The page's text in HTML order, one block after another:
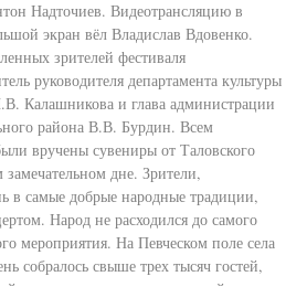
Надточиев. Видеотрансляцию в
экран вёл Владислав Вдовенко.
зрителей фестиваля
руководителя департамента культуры
Калашникова и глава администрации
района В.В. Бурдин. Всем
вручены сувениры от Таловского
дне. Зрители,
в самые добрые народные традиции,
Народ не расходился до самого
мероприятия. На Певческом поле села
собралось свыше трех тысяч гостей,